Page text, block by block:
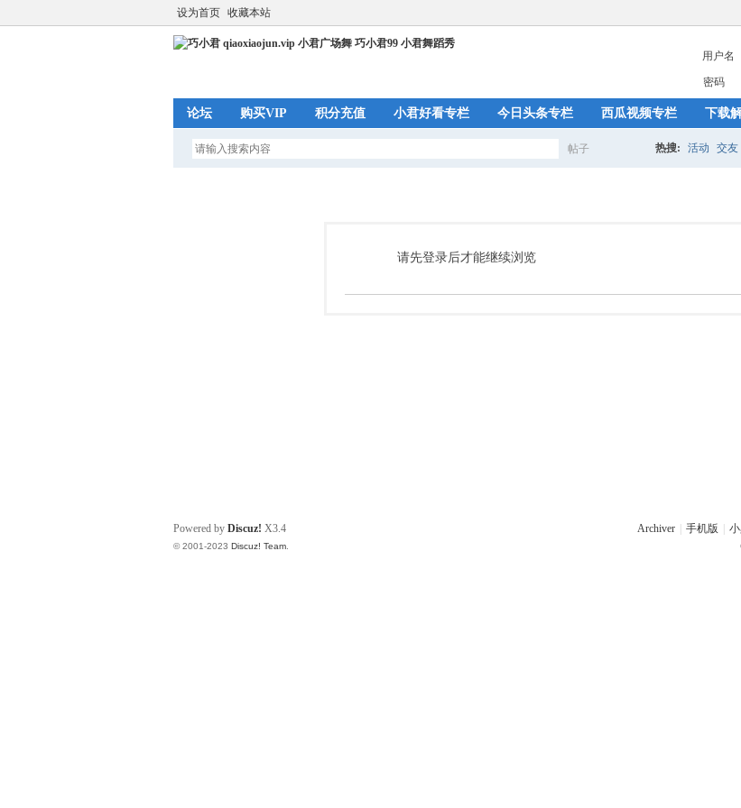
设为首页 收藏本站
用户名
密码
论坛 购买VIP 积分充值 小君好看专栏 今日头条专栏 西瓜视频专栏 下载
帖子 热搜: 活动 交友
请先登录后才能继续浏览
Archiver 手机版
Powered by Discuz! X3.4
© 2001-2023 Discuz! Team